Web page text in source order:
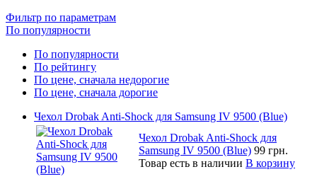
Фильтр по параметрам
По популярности
По популярности
По рейтингу
По цене, сначала недорогие
По цене, сначала дорогие
Чехол Drobak Anti-Shock для Samsung IV 9500 (Blue)
Чехол Drobak Anti-Shock для
Samsung IV 9500 (Blue) 99 грн.
Товар есть в наличии В корзину